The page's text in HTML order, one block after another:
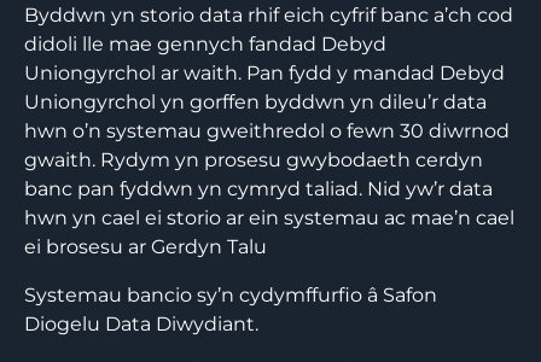
Byddwn yn storio data rhif eich cyfrif banc a’ch cod
didoli lle mae gennych fandad Debyd
Uniongyrchol ar waith. Pan fydd y mandad Debyd
Uniongyrchol yn gorffen byddwn yn dileu’r data
hwn o’n systemau gweithredol o fewn 30 diwrnod
gwaith. Rydym yn prosesu gwybodaeth cerdyn
banc pan fyddwn yn cymryd taliad. Nid yw’r data
hwn yn cael ei storio ar ein systemau ac mae’n cael
ei brosesu ar Gerdyn Talu
Systemau bancio sy’n cydymffurfio â Safon
Diogelu Data Diwydiant.